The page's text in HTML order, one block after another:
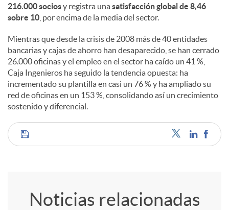
216.000 sociosy registra unasatisfacción global de 8,46
sobre 10 , por encima de la media del sector.
Mientras que desde la crisis de 2008 más de 40 entidades
bancarias y cajas de ahorro han desaparecido, se han cerrado
26.000 oficinas y el empleo en el sector ha caído un 41 %,
Caja Ingenieros ha seguido la tendencia opuesta: ha
incrementado su plantilla en casi un 76 % y ha ampliado su
red de oficinas en un 153 %, consolidando así un crecimiento
sostenido y diferencial.
C
Noticias relacionadas